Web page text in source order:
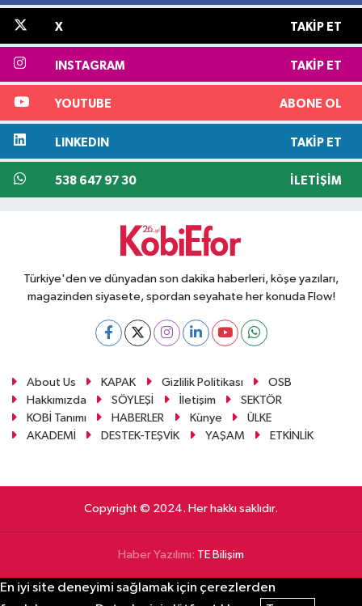
X TAKIP ET
INSTAGRAM TAKIP ET
YOUTUBE ABONE OL
LINKEDIN TAKIP ET
538 647 97 30 İLETIŞIM
Türkiye'den ve dünyadan son dakika haberleri, köşe yazıları,
magazinden siyasete, spordan seyahate her konuda Flow!
About Us KAPAK Gizlilik Politikası
OSB
Hakkımızda
SÖYLEŞİ İletişim
SEKTÖR
KOBİ Tanımı
HABERLER Künye
ÜLKE
AKADEMİ
DESTEK-TEŞVİK YAŞAM ETKİNLİK
Copyright © 2024. Her hakkı saklıdır.
Haber Yazılımı: TE Bilişim
En iyi site deneyimi sağlamak için çerezlerden